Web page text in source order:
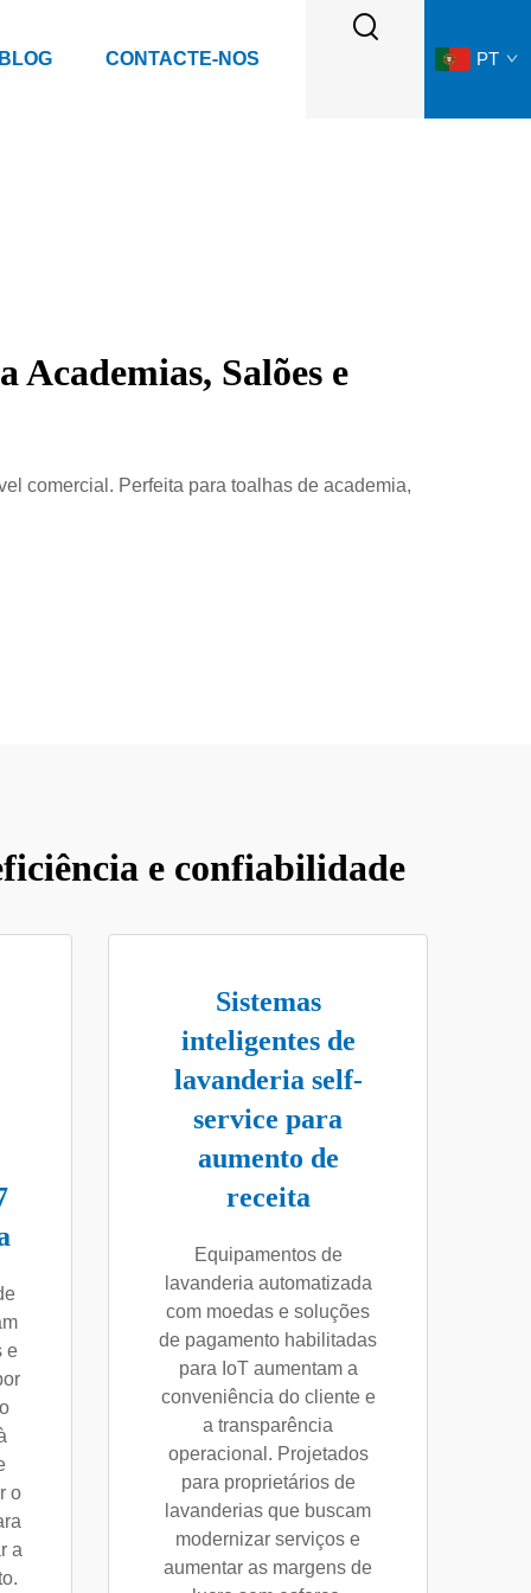
CONTACTE-NOS PT
Salões e
comercial. Perfeita para toalhas de academia,
e confiabilidade
e
o
a
Sistemas
inteligentes de
lavanderia self-
service para
aumento de
receita
Equipamentos de
lavanderia automatizada
com moedas e soluções
de pagamento habilitadas
para IoT aumentam a
conveniência do cliente e
a transparência
operacional. Projetados
para proprietários de
lavanderias que buscam
modernizar serviços e
aumentar as margens de